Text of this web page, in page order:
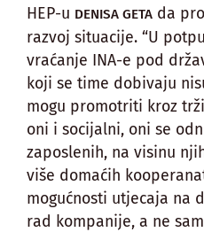
HEP-u DENISA GETA da
razvoj situacije. “U
vraćanje INA-e pod
koji se time dobivaju
mogu promotriti kroz
oni i socijalni, oni se
zaposlenih, na visinu
više domaćih
mogućnosti utjecaja na
rad kompanije, a ne